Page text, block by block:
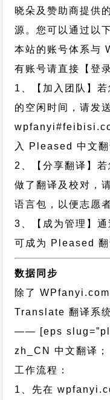
晓朵及赞助商提供
源。您可以通过以
本站的账号体系与
有账号请直接【登
1、【加入团队】
的空闲时间，请发
入 Pleased 中文翻
2、【分享翻译】
做了翻译及校对，
语言包，以便志愿
3、【成为管理】
可成为 Pleased 翻
数据同步
除了
Translate 翻译系
—— [eps
zh_CN
中文翻译；
工作流程：
1、先在